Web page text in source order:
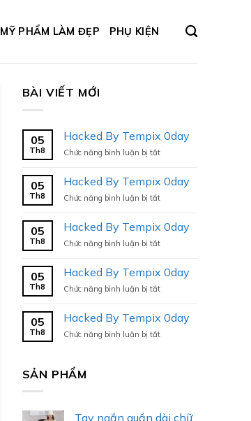
MỸ PHẨM LÀM ĐẸP PHỤ KIỆN
BÀI VIẾT MỚI
05
Th8
Hacked By Tempix 0day
Chức năng bình luận bị tắtở
Tempix
0day
05
Th8
Hacked By Tempix 0day
Chức năng bình luận bị tắtở
Tempix
0day
05
Th8
Hacked By Tempix 0day
Chức năng bình luận bị tắtở
Tempix
0day
05
Th8
Hacked By Tempix 0day
Chức năng bình luận bị tắtở
Tempix
0day
05
Th8
Hacked By Tempix 0day
Chức năng bình luận bị tắtở
SẢN PHẨM
Tay ngắn quần dài chữ